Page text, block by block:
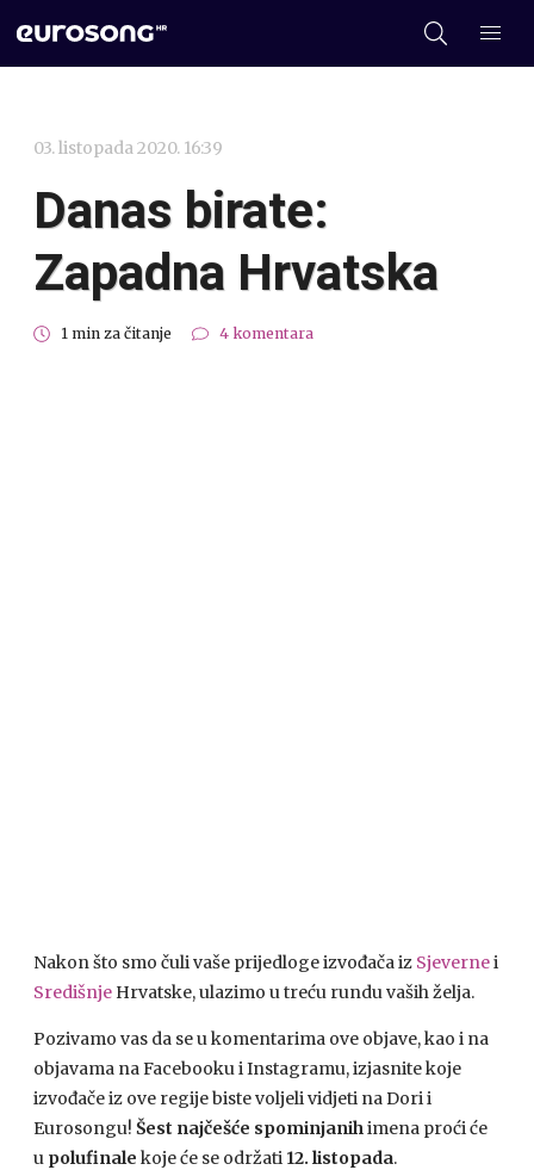
03. listopada 2020. 16:39
Danas birate:
Zapadna Hrvatska
1 min za čitanje 4 komentara
Nakon što smo čuli vaše prijedloge izvođača iz Sjevernei
Središnje Hrvatske, ulazimo u treću rundu vaših želja.
Pozivamo vas da se u komentarima ove objave, kao i na
objavama na Facebooku i Instagramu, izjasnite koje
izvođače iz ove regije biste voljeli vidjeti na Dori i
Eurosongu! Šest najčešće spominjanihimena proći će
u polufinale koje će se održati 12. listopada.